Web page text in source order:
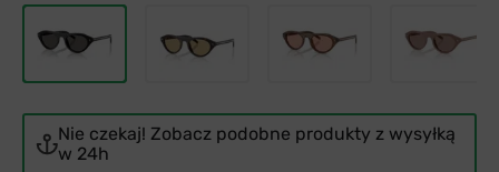
Nie czekaj! Zobacz podobne produkty z wysyłką
w 24h